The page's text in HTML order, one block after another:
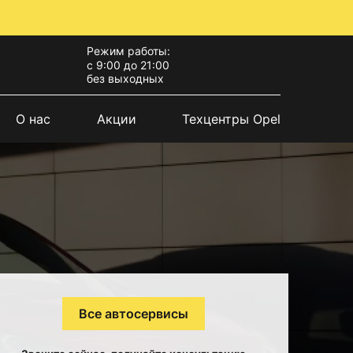
Режим работы:
с 9:00 до 21:00
без выходных
О нас Акции Техцентры Opel
Все автосервисы